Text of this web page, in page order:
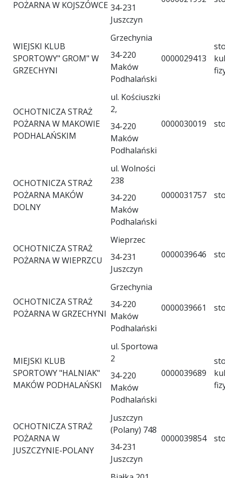
POŻARNA W KOJSZÓWCE 34-231
Juszczyn
WIEJSKI KLUB
SPORTOWY" GROM" W
GRZECHYNI
Grzechynia
34-220
Maków
Podhalański
0000029413
OCHOTNICZA STRAŻ
POŻARNA W MAKOWIE
PODHALAŃSKIM
ul. Kościuszki
2,
34-220
Maków
Podhalański
0000030019
OCHOTNICZA STRAŻ
POŻARNA MAKÓW
DOLNY
ul. Wolności
238
34-220
Maków
Podhalański
0000031757
OCHOTNICZA STRAŻ
POŻARNA W WIEPRZCU
Wieprzec
34-231
Juszczyn
0000039646
OCHOTNICZA STRAŻ
POŻARNA W GRZECHYNI
Grzechynia
34-220
Maków
Podhalański
0000039661
MIEJSKI KLUB
SPORTOWY "HALNIAK"
MAKÓW PODHALAŃSKI
ul. Sportowa
2
34-220
Maków
Podhalański
0000039689
OCHOTNICZA STRAŻ
POŻARNA W
JUSZCZYNIE-POLANY
Juszczyn
(Polany) 748
34-231
Juszczyn
0000039854